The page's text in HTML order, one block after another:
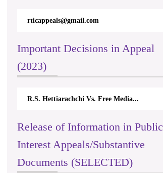
rticappeals@gmail.com
Important Decisions in Appeal
(2023)
R.S. Hettiarachchi Vs. Free Media...
Release of Information in Public
Interest Appeals/Substantive
Documents (SELECTED)